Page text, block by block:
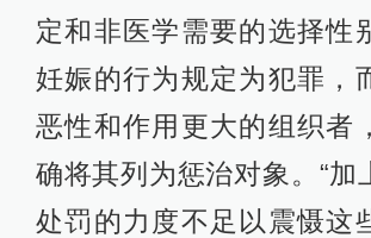
定和非医学需要的选择性
妊娠的行为规定为犯罪，
恶性和作用更大的组织者
确将其列为惩治对象。“加
处罚的力度不足以震慑这